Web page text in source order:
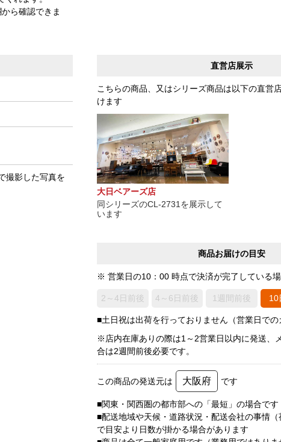
ら確認できま
直営店展示
こちらの商品、又はシリーズ商品は以下の直営
けます
大日ベアーズ店
同シリーズのCL-2731を展示して
います
商品お届けの目安
※ 営業日の10：00 時点で決済が完了している
2～4日前後 4～6日前後 1週間前後 10
■土日祝は出荷を行っておりません（営業日での
※店内在庫ありの際は1～2営業日以内に発送、
合は2週間前後必要です。
この商品の発送元は 大阪府 です
■関東・関西圏の都市部への「最短」の場合です
■配送地域や天候・道路状況・配送会社の事情
で目安より日数が掛かる場合があります
撮影した写真を